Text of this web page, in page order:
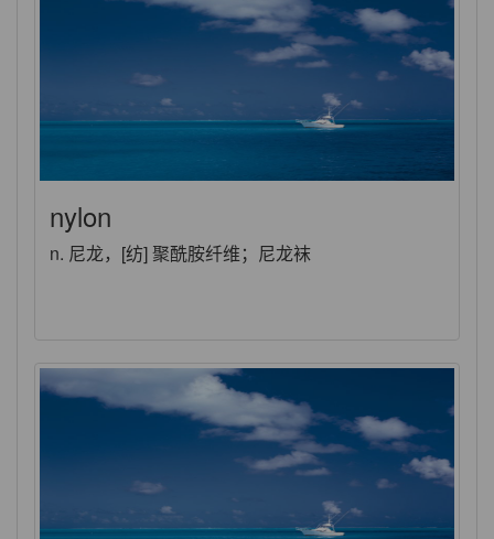
nylon
n. 尼龙，[纺] 聚酰胺纤维；尼龙袜